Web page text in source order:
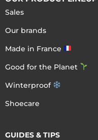
Sales
Our brands
Made in France
Good for the Planet
Winterproof
Shoecare
GUIDES & TIPS